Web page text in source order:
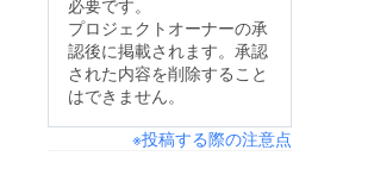
プロジェクトオーナーの承
認後に掲載されます。承認
された内容を削除すること
はできません。
※投稿する際の注意点